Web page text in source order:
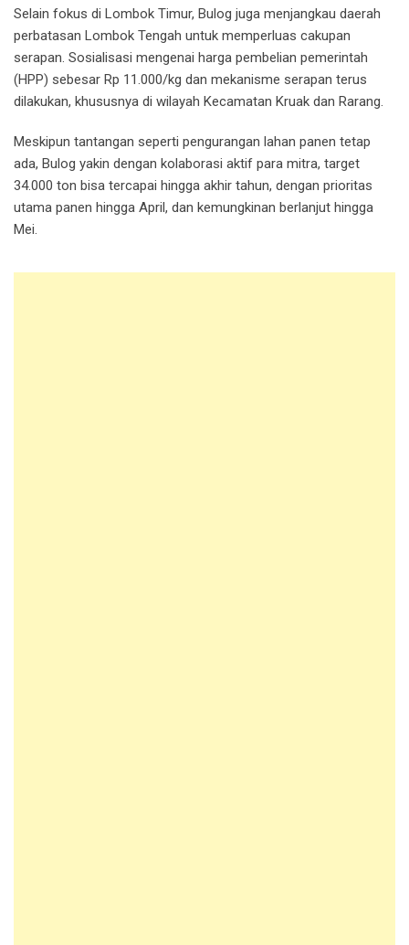
Selain fokus di Lombok Timur, Bulog juga menjangkau daerah
perbatasan Lombok Tengah untuk memperluas cakupan
serapan. Sosialisasi mengenai harga pembelian pemerintah
(HPP) sebesar Rp 11.000/kg dan mekanisme serapan terus
dilakukan, khususnya di wilayah Kecamatan Kruak dan Rarang.
Meskipun tantangan seperti pengurangan lahan panen tetap
ada, Bulog yakin dengan kolaborasi aktif para mitra, target
34.000 ton bisa tercapai hingga akhir tahun, dengan prioritas
utama panen hingga April, dan kemungkinan berlanjut hingga
Mei.